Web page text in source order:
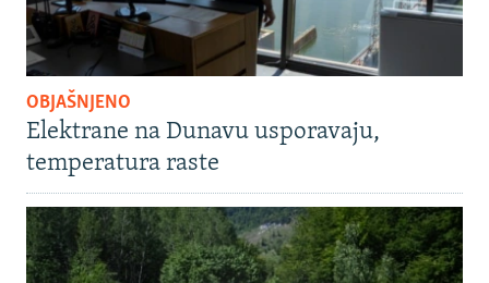
OBJAŠNJENO
Elektrane na Dunavu usporavaju,
temperatura raste